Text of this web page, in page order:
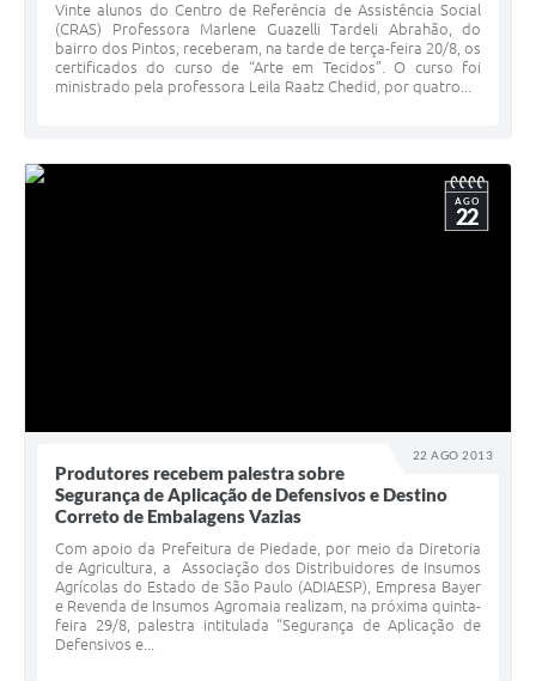
Vinte alunos do Centro de Referência de Assistência Social
(CRAS) Professora Marlene Guazelli Tardeli Abrahão, do
bairro dos Pintos, receberam, na tarde de terça-feira 20/8, os
certificados do curso de “Arte em Tecidos”. O curso foi
ministrado pela professora Leila Raatz Chedid, por quatro...
22 AGO 2013
AGO
22
Produtores recebem palestra sobre
Segurança de Aplicação de Defensivos e Destino
Correto de Embalagens Vazias
Com apoio da Prefeitura de Piedade, por meio da Diretoria
de Agricultura, a Associação dos Distribuidores de Insumos
Agrícolas do Estado de São Paulo (ADIAESP), Empresa Bayer
e Revenda de Insumos Agromaia realizam, na próxima quinta-
feira 29/8, palestra intitulada “Segurança de Aplicação de
Defensivos e...